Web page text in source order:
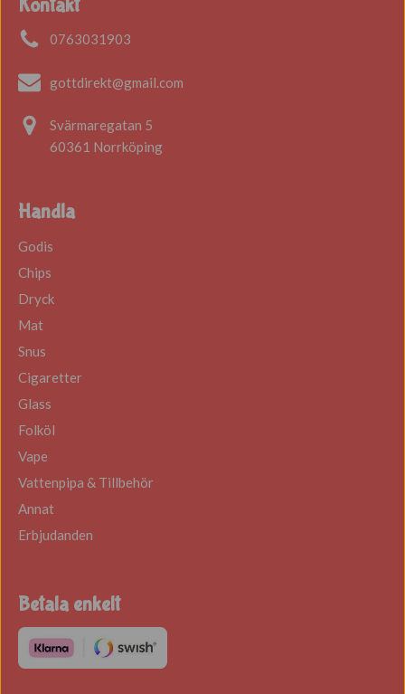
Kontakt
0763031903
gottdirekt@gmail.com
Svärmaregatan 5
60361 Norrköping
Handla
Godis
Chips
Dryck
Mat
Snus
Cigaretter
Glass
Folköl
Vape
Vattenpipa & Tillbehör
Annat
Erbjudanden
Betala enkelt